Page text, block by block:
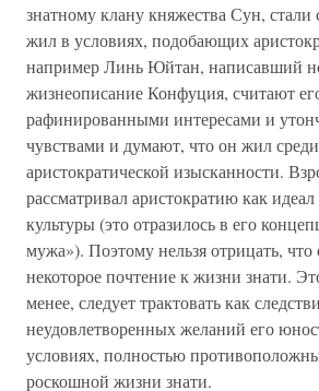
знатному клану княжества Сун, стали
жил в условиях, подобающих
например Линь Юйтан, написавший
жизнеописание Конфуция, считают
рафинированными интересами и
чувствами и думают, что он жил среди
аристократической изысканности.
рассматривал аристократию как идеал
культуры (это отразилось в его
мужа»). Поэтому нельзя отрицать,
некоторое почтение к жизни знати.
менее, следует трактовать как
неудовлетворенных желаний его
условиях, полностью
роскошной жизни знати.